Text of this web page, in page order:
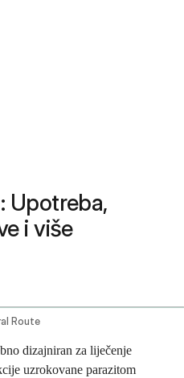
Upotreba,
i više
Route
dizajniran za liječenje
uzrokovane parazitom